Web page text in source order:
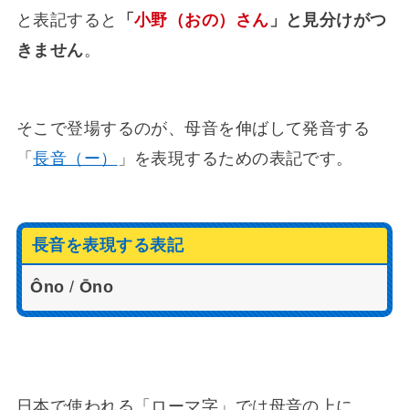
と表記すると
「 小野（おの）さん 」と見分けがつ
きません。
そこで登場するのが、母音を伸ばして発音する
「長音（ー） 」を表現するための表記です。
長音を表現する表記
Ôno / Ōno